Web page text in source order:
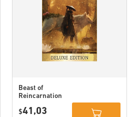
Beast of
Reincarnation
PC (STEAM)
$41,03